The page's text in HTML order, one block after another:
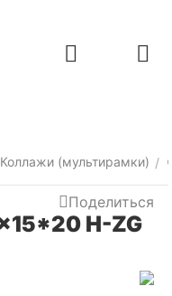
Коллажи (мультирамки) /
Поделиться
H-ZG